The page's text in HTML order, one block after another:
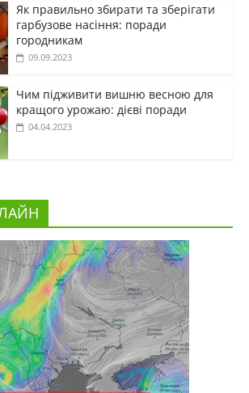
Як правильно збирати та зберігати
гарбузове насіння: поради
городникам
09.09.2023
Чим підживити вишню весною для
кращого урожаю: дієві поради
04.04.2023